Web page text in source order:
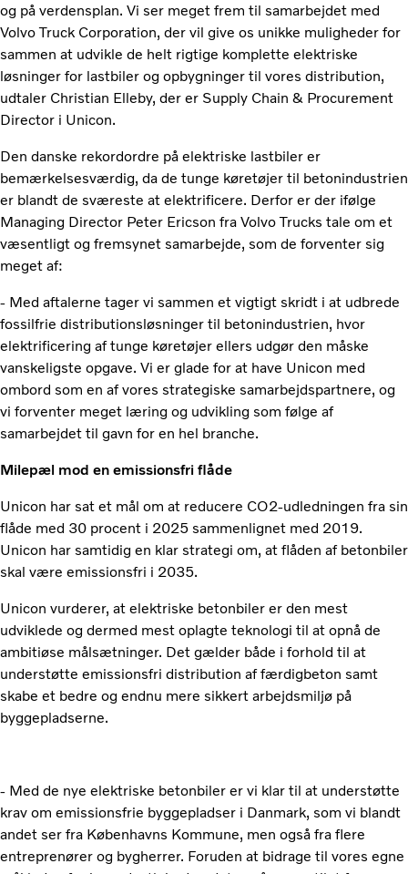
og på verdensplan. Vi ser meget frem til samarbejdet med
Volvo Truck Corporation, der vil give os unikke muligheder for
sammen at udvikle de helt rigtige komplette elektriske
løsninger for lastbiler og opbygninger til vores distribution,
udtaler Christian Elleby, der er Supply Chain & Procurement
Director i Unicon.
Den danske rekordordre på elektriske lastbiler er
bemærkelsesværdig, da de tunge køretøjer til betonindustrien
er blandt de sværeste at elektrificere. Derfor er der ifølge
Managing Director Peter Ericson fra Volvo Trucks tale om et
væsentligt og fremsynet samarbejde, som de forventer sig
meget af:
- Med aftalerne tager vi sammen et vigtigt skridt i at udbrede
fossilfrie distributionsløsninger til betonindustrien, hvor
elektrificering af tunge køretøjer ellers udgør den måske
vanskeligste opgave. Vi er glade for at have Unicon med
ombord som en af vores strategiske samarbejdspartnere, og
vi forventer meget læring og udvikling som følge af
samarbejdet til gavn for en hel branche.
Milepæl mod en emissionsfri flåde
Unicon har sat et mål om at reducere CO2-udledningen fra sin
flåde med 30 procent i 2025 sammenlignet med 2019.
Unicon har samtidig en klar strategi om, at flåden af betonbiler
skal være emissionsfri i 2035.
Unicon vurderer, at elektriske betonbiler er den mest
udviklede og dermed mest oplagte teknologi til at opnå de
ambitiøse målsætninger. Det gælder både i forhold til at
understøtte emissionsfri distribution af færdigbeton samt
skabe et bedre og endnu mere sikkert arbejdsmiljø på
byggepladserne.
- Med de nye elektriske betonbiler er vi klar til at understøtte
krav om emissionsfrie byggepladser i Danmark, som vi blandt
andet ser fra Københavns Kommune, men også fra flere
entreprenører og bygherrer. Foruden at bidrage til vores egne